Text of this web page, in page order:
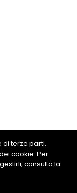
di terze parti.
cookie. Per
consulta la